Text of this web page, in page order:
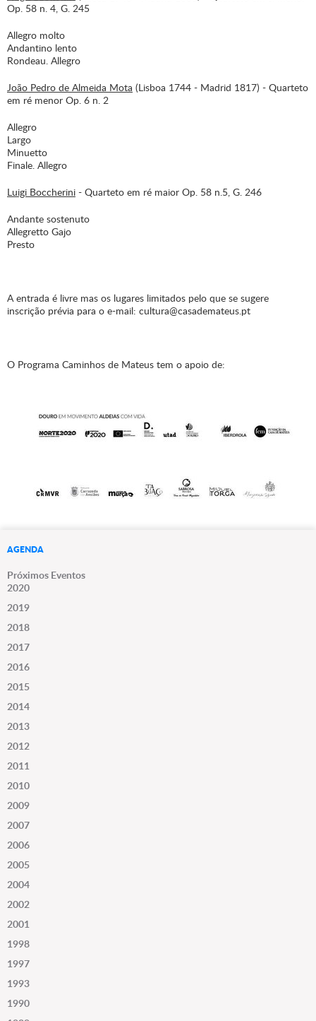
Op. 58 n. 4, G. 245
Allegro molto
Andantino lento
Rondeau. Allegro
João Pedro de Almeida Mota (Lisboa 1744 - Madrid 1817) - Quarteto
em ré menor Op. 6 n. 2
Allegro
Largo
Minuetto
Finale. Allegro
Luigi Boccherini - Quarteto em ré maior Op. 58 n.5, G. 246
Andante sostenuto
Allegretto Gajo
Presto
A entrada é livre mas os lugares limitados pelo que se sugere
inscrição prévia para o e-mail: cultura@casademateus.pt
O Programa Caminhos de Mateus tem o apoio de:
AGENDA
Próximos Eventos
2020
2019
2018
2017
2016
2015
2014
2013
2012
2011
2010
2009
2007
2006
2005
2004
2002
2001
1998
1997
1993
1990